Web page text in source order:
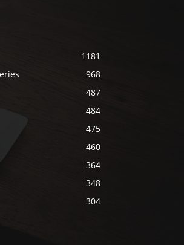
1181
968
487
484
475
460
364
348
304